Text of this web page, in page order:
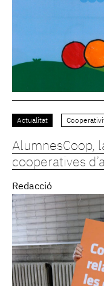
Actualitat
AlumnesCoop,
cooperatives
Redacció